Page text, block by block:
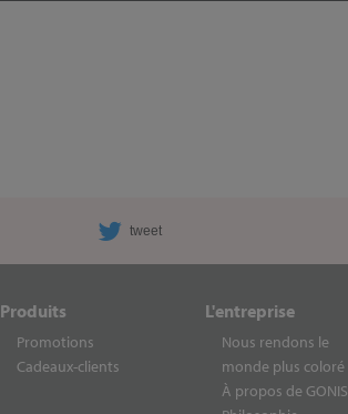
tweet
Produits
Promotions
Cadeaux-clients
L'entreprise
Nous rendons le
monde plus coloré
À propos de GONIS